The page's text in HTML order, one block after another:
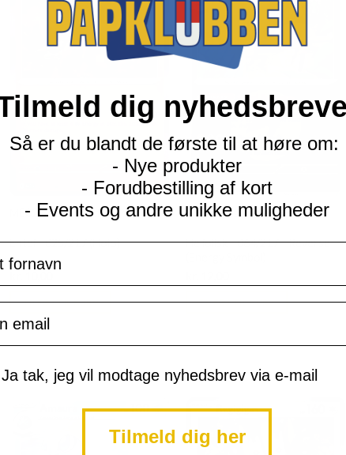
ME02.5 Ascended Heroes
Entei - 025/217 (Holo)
price
TILFØJ TIL KURV
ME02.5 Ascended Heroes
Heliolisk - 064/217 - Reverse
price
TILFØJ TIL KURV
dig
Så er du blandt de første til at høre om:
- Nye produkter
- Forudbestilling af kort
- Events og andre unikke muligheder
Ja tak, jeg vil modtage nyhedsbrev via e-mail
Tilmeld dig her